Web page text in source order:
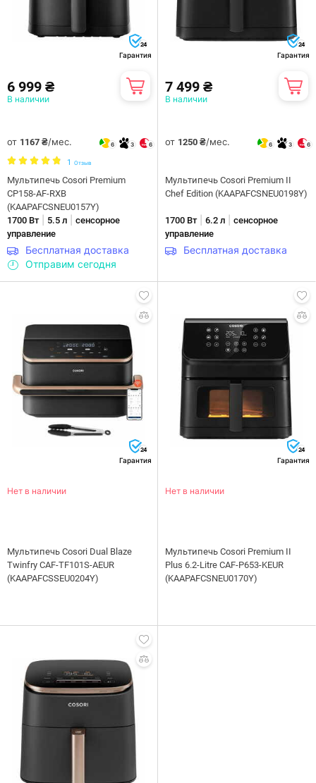
24
Гарантия
6 999 ₴
В наличии
от 1167 ₴/мес. 6 3 6
1 Отзыв
Мультипечь Cosori Premium
CP158-AF-RXB
(KAAPAFCSNEU0157Y)
1700 Вт| 5.5 л
сенсорное
управление
Бесплатная доставка
Отправим сегодня
24
Гарантия
7 499 ₴
В наличии
от 1250 ₴/мес. 6 3 6
Мультипечь Cosori Premium II
Chef Edition (KAAPAFCSNEU0198Y)
1700 Вт| 6.2 л
сенсорное
управление
Бесплатная доставка
24
Гарантия
Нет в наличии
Мультипечь Cosori Dual Blaze
Twinfry CAF-TF101S-AEUR
(KAAPAFCSSEU0204Y)
24
Гарантия
Нет в наличии
Мультипечь Cosori Premium II
Plus 6.2-Litre CAF-P653-KEUR
(KAAPAFCSNEU0170Y)